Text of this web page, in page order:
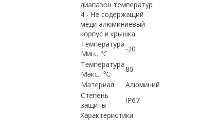
диапазон температур
4 - Не содержащий
меди алюминиевый
корпус и крышка
Температура
Мин., °C
-20
Температура
Макс., °C
80
Материал
Алюминий
Степень
защиты
IP67
Характеристики